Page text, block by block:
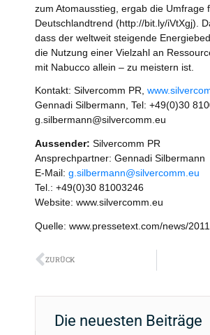
zum Atomausstieg, ergab die Umfrage
Deutschlandtrend (http://bit.ly/iVtXgj).
dass der weltweit steigende
die Nutzung einer Vielzahl an
mit Nabucco allein – zu meistern ist.
Kontakt: Silvercomm PR,
Gennadi Silbermann, Tel: +49(0)30
g.silbermann@silvercomm.eu
Aussender: Silvercomm PR
Ansprechpartner: Gennadi Silbermann
E-Mail: g.silbermann@silvercomm.eu
Tel.: +49(0)30 81003246
Website: www.silvercomm.eu
Quelle: www.pressetext.com/news/
Zurück
ZURÜCK
Die neuesten Beiträge